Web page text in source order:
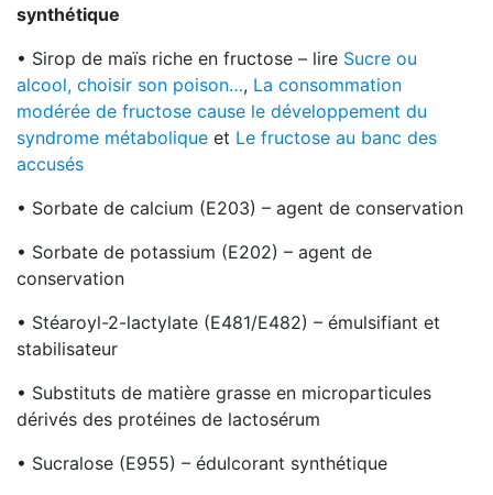
synthétique
• Sirop de maïs riche en fructose – lire Sucre ou
alcool, choisir son poison…, La consommation
modérée de fructose cause le développement du
syndrome métabolique et Le fructose au banc des
accusés
• Sorbate de calcium (E203) – agent de conservation
• Sorbate de potassium (E202) – agent de
conservation
• Stéaroyl-2-lactylate (E481/E482) – émulsifiant et
stabilisateur
• Substituts de matière grasse en microparticules
dérivés des protéines de lactosérum
• Sucralose (E955) – édulcorant synthétique